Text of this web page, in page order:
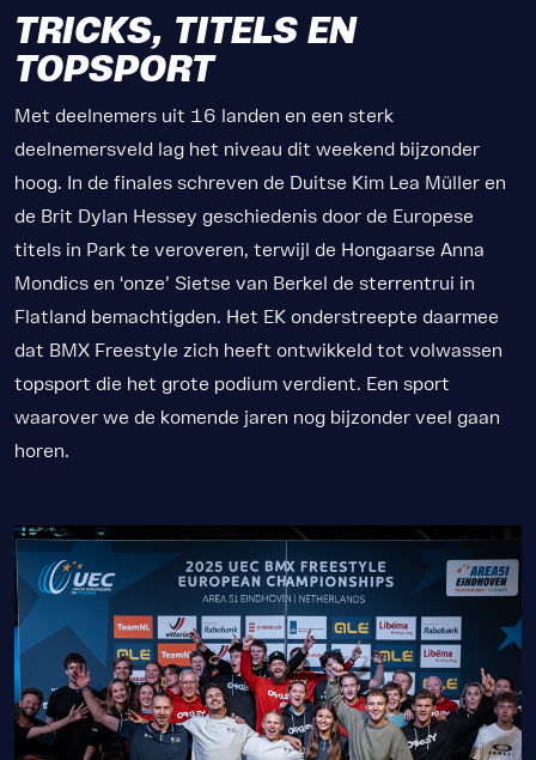
TRICKS, TITELS EN
TOPSPORT
Met deelnemers uit 16 landen en een sterk
deelnemersveld lag het niveau dit weekend bijzonder
hoog. In de finales schreven de Duitse Kim Lea Müller en
de Brit Dylan Hessey geschiedenis door de Europese
titels in Park te veroveren, terwijl de Hongaarse Anna
Mondics en ‘onze’ Sietse van Berkel de sterrentrui in
Flatland bemachtigden. Het EK onderstreepte daarmee
dat BMX Freestyle zich heeft ontwikkeld tot volwassen
topsport die het grote podium verdient. Een sport
waarover we de komende jaren nog bijzonder veel gaan
horen.